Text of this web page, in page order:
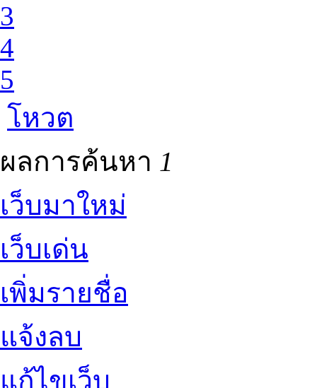
3
4
5
โหวต
ผลการค้นหา 1
เว็บมาใหม่
เว็บเด่น
เพิ่มรายชื่อ
แจ้งลบ
แก้ไขเว็บ